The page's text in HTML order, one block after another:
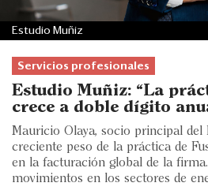
Economía y Finanzas
Legal y Política
Blogs
Ranking CEO
Servicios profesionales
Estudio Muñiz: “La
crece a doble dígito
Mauricio Olaya, socio principal del
creciente peso de la práctica de
en la facturación global de la
movimientos en los sectores de
Estudio Muñiz